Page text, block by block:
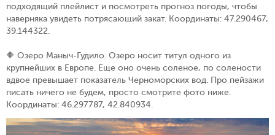
подходящий плейлист и посмотреть прогноз погоды, чтобы
наверняка увидеть потрясающий закат. Координаты: 47.290467,
39.144322.
🔶 Озеро Маныч-Гудило. Озеро носит титул одного из
крупнейших в Европе. Еще оно очень соленое, по солености
вдвое превышает показатель Черноморских вод. Про пейзажи
писать ничего не будем, просто смотрите фото ниже.
Координаты: 46.297787, 42.840934.